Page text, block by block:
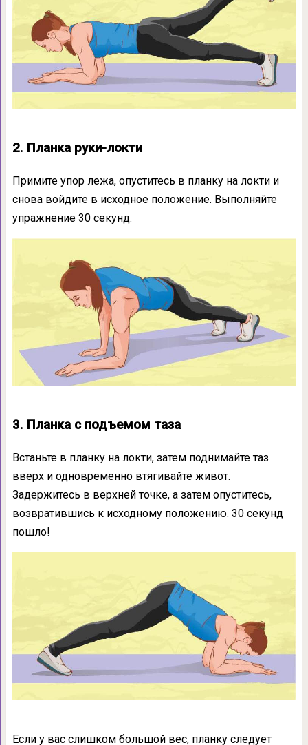
2. Планка руки-локти
Примите упор лежа, опуститесь в планку на локти и
снова войдите в исходное положение. Выполняйте
упражнение 30 секунд.
3. Планка с подъемом таза
Встаньте в планку на локти, затем поднимайте таз
вверх и одновременно втягивайте живот.
Задержитесь в верхней точке, а затем опуститесь,
возвратившись к исходному положению. 30 секунд
пошло!
Если у вас слишком большой вес, планку следует